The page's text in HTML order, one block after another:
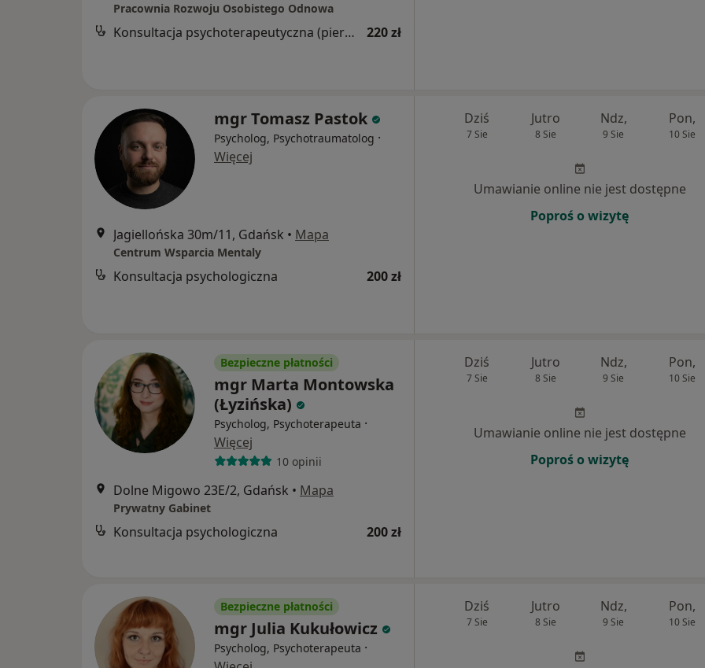
Pracownia Rozwoju Osobistego Odnowa
Konsultacja psychoterapeutyczna (pierwsza wizyta) 220 zł
mgr Tomasz Pastok
Psycholog, Psychotraumatolog ·
Więcej
Jagiellońska 30m/11, Gdańsk • Mapa
Centrum Wsparcia Mentaly
Konsultacja psychologiczna 200 zł
Dziś
7 Sie
Jutro
8 Sie
Ndz,
9 Sie
Pon,
10 Sie
Umawianie online nie jest dostępne
Poproś o wizytę
Bezpieczne płatności
mgr Marta Montowska
(Łyzińska)
Psycholog, Psychoterapeuta ·
Więcej
10 opinii
Dolne Migowo 23E/2, Gdańsk • Mapa
Prywatny Gabinet
Konsultacja psychologiczna 200 zł
Dziś
7 Sie
Jutro
8 Sie
Ndz,
9 Sie
Pon,
10 Sie
Umawianie online nie jest dostępne
Poproś o wizytę
Bezpieczne płatności
mgr Julia Kukułowicz
Psycholog, Psychoterapeuta ·
Dziś
7 Sie
Jutro
8 Sie
Ndz,
9 Sie
Pon,
10 Sie